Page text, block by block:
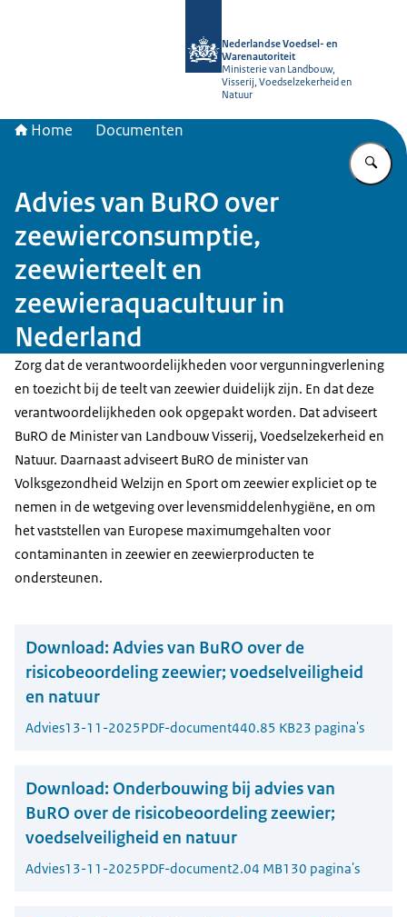
Nederlandse Voedsel- en
Warenautoriteit
Ministerie van Landbouw,
Visserij, Voedselzekerheid en
Natuur
Home Documenten
Advies van BuRO over
zeewierconsumptie,
zeewierteelt en
zeewieraquacultuur in
Nederland
Zorg dat de verantwoordelijkheden voor vergunningverlening
en toezicht bij de teelt van zeewier duidelijk zijn. En dat deze
verantwoordelijkheden ook opgepakt worden. Dat adviseert
BuRO de Minister van Landbouw Visserij, Voedselzekerheid en
Natuur. Daarnaast adviseert BuRO de minister van
Volksgezondheid Welzijn en Sport om zeewier expliciet op te
nemen in de wetgeving over levensmiddelenhygiëne, en om
het vaststellen van Europese maximumgehalten voor
contaminanten in zeewier en zeewierproducten te
ondersteunen.
Download: Advies van BuRO over de
risicobeoordeling zeewier; voedselveiligheid
en natuur
Advies13-11-2025PDF-document440.85 KB23 pagina's
Download: Onderbouwing bij advies van
BuRO over de risicobeoordeling zeewier;
voedselveiligheid en natuur
Advies13-11-2025PDF-document2.04 MB130 pagina's